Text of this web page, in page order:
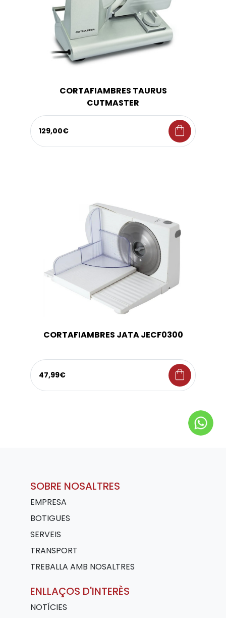
CORTAFIAMBRES TAURUS
CUTMASTER
129,00€ shopping_bag
CORTAFIAMBRES JATA JECF0300
47,99€ shopping_bag
SOBRE NOSALTRES
EMPRESA
BOTIGUES
SERVEIS
TRANSPORT
TREBALLA AMB NOSALTRES
ENLLAÇOS D'INTERÈS
NOTÍCIES